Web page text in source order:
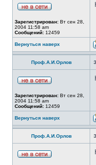
Зарегистрирован: Вт сен 28,
2004 11:58 am
Сообщений: 12459
Вернуться наверх
Проф.А.И.Орлов
Зарегистрирован: Вт сен 28,
2004 11:58 am
Сообщений: 12459
Вернуться наверх
Проф.А.И.Орлов